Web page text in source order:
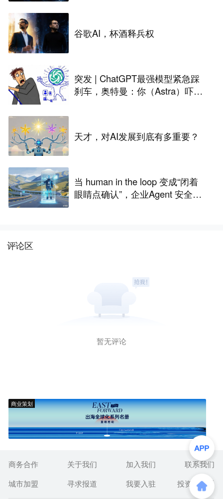
谷歌AI，杯酒释兵权
突发 | ChatGPT最强模型紧急踩
刹车，奥特曼：你（Astra）吓到
天才，对AI发展到底有多重要？
当 human in the loop 变成“闭着
眼睛点确认”，企业Agent 安全还
评论区
暂无评论
商业策划
商务合作 关于我们 加入我们
联系我们
城市加盟
寻求报道 我要入驻 投资者关系